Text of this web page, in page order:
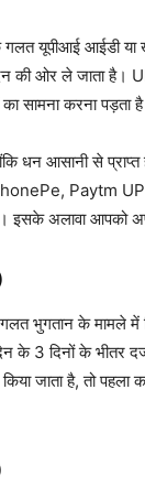
गलत यूपीआई
ओर ले जाता है।
करना पड़ता है
धन आसानी से
Paytm
अलावा आपको
गलत भुगतान के मामले
के 3 दिनों के भीतर
जाता है, तो पहला